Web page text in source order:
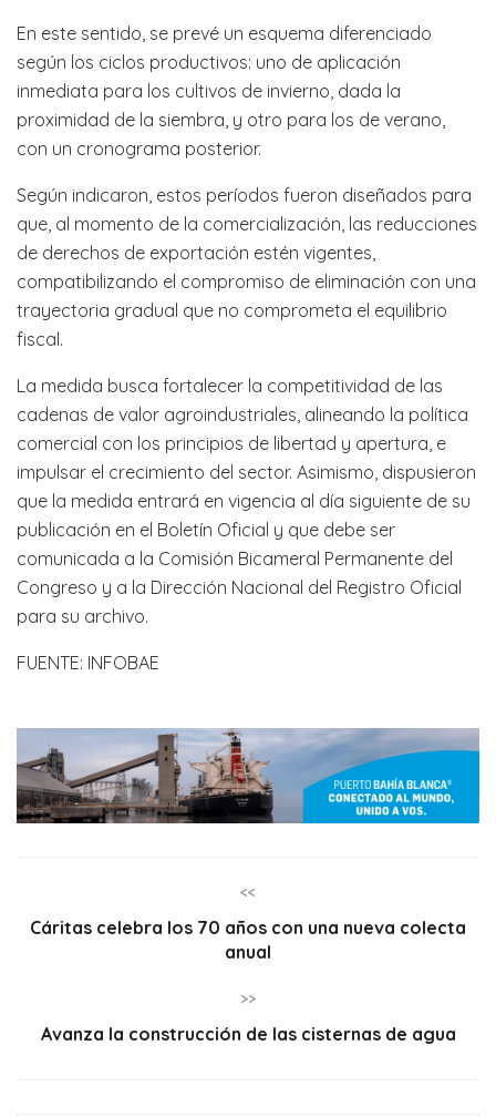
En este sentido, se prevé un esquema diferenciado
según los ciclos productivos: uno de aplicación
inmediata para los cultivos de invierno, dada la
proximidad de la siembra, y otro para los de verano,
con un cronograma posterior.
Según indicaron, estos períodos fueron diseñados para
que, al momento de la comercialización, las reducciones
de derechos de exportación estén vigentes,
compatibilizando el compromiso de eliminación con una
trayectoria gradual que no comprometa el equilibrio
fiscal.
La medida busca fortalecer la competitividad de las
cadenas de valor agroindustriales, alineando la política
comercial con los principios de libertad y apertura, e
impulsar el crecimiento del sector. Asimismo, dispusieron
que la medida entrará en vigencia al día siguiente de su
publicación en el Boletín Oficial y que debe ser
comunicada a la Comisión Bicameral Permanente del
Congreso y a la Dirección Nacional del Registro Oficial
para su archivo.
FUENTE: INFOBAE
<<
Cáritas celebra los 70 años con una nueva colecta
anual
>>
Avanza la construcción de las cisternas de agua